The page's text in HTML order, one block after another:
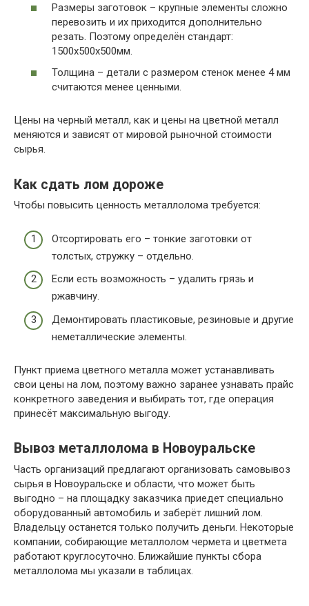
Размеры заготовок – крупные элементы сложно
перевозить и их приходится дополнительно
резать. Поэтому определён стандарт:
1500х500х500мм.
Толщина – детали с размером стенок менее 4 мм
считаются менее ценными.
Цены на черный металл, как и цены на цветной металл
меняются и зависят от мировой рыночной стоимости
сырья.
Как сдать лом дороже
Чтобы повысить ценность металлолома требуется:
Отсортировать его – тонкие заготовки от
толстых, стружку – отдельно.
Если есть возможность – удалить грязь и
ржавчину.
Демонтировать пластиковые, резиновые и другие
неметаллические элементы.
Пункт приема цветного металла может устанавливать
свои цены на лом, поэтому важно заранее узнавать прайс
конкретного заведения и выбирать тот, где операция
принесёт максимальную выгоду.
Вывоз металлолома в Новоуральске
Часть организаций предлагают организовать самовывоз
сырья в Новоуральске и области, что может быть
выгодно – на площадку заказчика приедет специально
оборудованный автомобиль и заберёт лишний лом.
Владельцу останется только получить деньги. Некоторые
компании, собирающие металлолом чермета и цветмета
работают круглосуточно. Ближайшие пункты сбора
металлолома мы указали в таблицах.